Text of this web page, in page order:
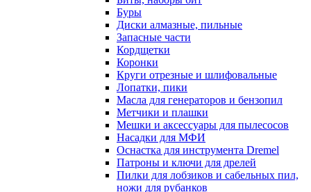
Буры
Диски алмазные, пильные
Запасные части
Кордщетки
Коронки
Круги отрезные и шлифовальные
Лопатки, пики
Масла для генераторов и бензопил
Метчики и плашки
Мешки и аксессуары для пылесосов
Насадки для МФИ
Оснастка для инструмента Dremel
Патроны и ключи для дрелей
Пилки для лобзиков и сабельных пил,
ножи для рубанков